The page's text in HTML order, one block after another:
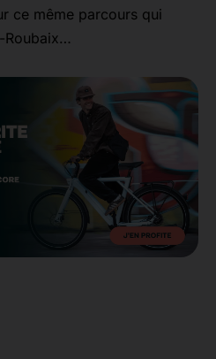
ce même parcours qui
Roubaix…